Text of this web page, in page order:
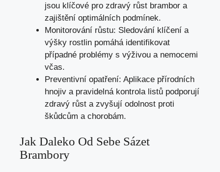
jsou klíčové pro zdravý růst brambor a
zajištění optimálních podmínek.
Monitorování růstu: Sledování klíčení a
výšky rostlin pomáhá identifikovat
případné problémy s výživou a nemocemi
včas.
Preventivní opatření: Aplikace přírodních
hnojiv a pravidelná kontrola listů podporují
zdravý růst a zvyšují odolnost proti
škůdcům a chorobám.
Jak Daleko Od Sebe Sázet
Brambory